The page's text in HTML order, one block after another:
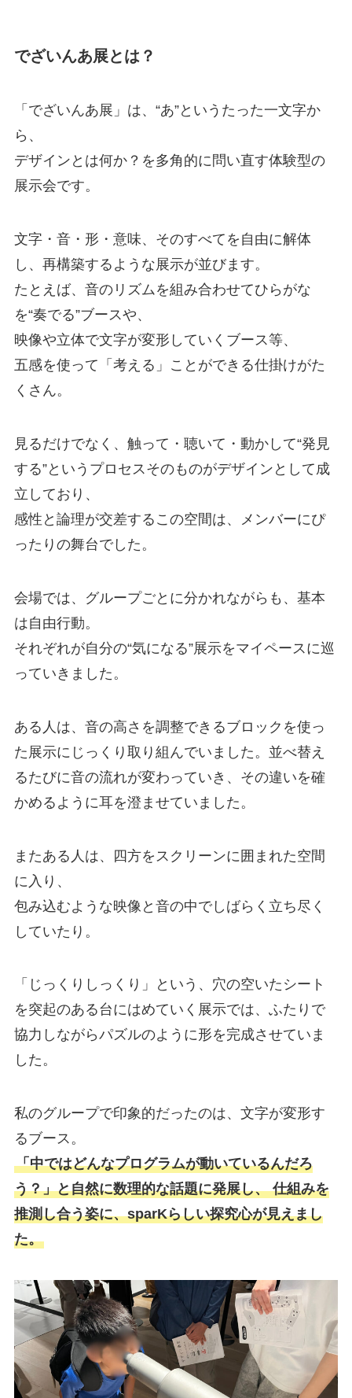
でざいんあ展とは？
「でざいんあ展」は、“あ”というたった一文字か
ら、
デザインとは何か？を多角的に問い直す体験型の
展示会です。
文字・音・形・意味、そのすべてを自由に解体
し、再構築するような展示が並びます。
たとえば、音のリズムを組み合わせてひらがな
を“奏でる”ブースや、
映像や立体で文字が変形していくブース等、
五感を使って「考える」ことができる仕掛けがた
くさん。
見るだけでなく、触って・聴いて・動かして“発見
する”というプロセスそのものがデザインとして成
立しており、
感性と論理が交差するこの空間は、メンバーにぴ
ったりの舞台でした。
会場では、グループごとに分かれながらも、基本
は自由行動。
それぞれが自分の“気になる”展示をマイペースに巡
っていきました。
ある人は、音の高さを調整できるブロックを使っ
た展示にじっくり取り組んでいました。並べ替え
るたびに音の流れが変わっていき、その違いを確
かめるように耳を澄ませていました。
またある人は、四方をスクリーンに囲まれた空間
に入り、
包み込むような映像と音の中でしばらく立ち尽く
していたり。
「じっくりしっくり」という、穴の空いたシート
を突起のある台にはめていく展示では、ふたりで
協力しながらパズルのように形を完成させていま
した。
私のグループで印象的だったのは、文字が変形す
るブース。
「中ではどんなプログラムが動いているんだろ
う？」と自然に数理的な話題に発展し、 仕組みを
推測し合う姿に、sparKらしい探究心が見えまし
た。